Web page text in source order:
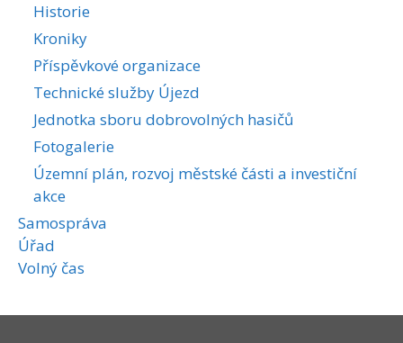
Historie
Kroniky
Příspěvkové organizace
Technické služby Újezd
Jednotka sboru dobrovolných hasičů
Fotogalerie
Územní plán, rozvoj městské části a investiční
akce
Samospráva
Úřad
Volný čas